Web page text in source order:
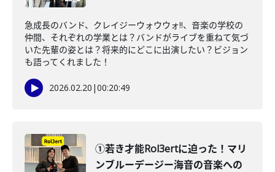
急成長のバンド、クレイジーウォウウォ!!、音楽の学校の
仲間、それぞれの学業とは？バンドがライブを重ねて気づ
いた先輩の姿とは？将来的にどこに出演したい？ビジョン
も語ってくれました！
2026.02.20 |00:20:49
①若き才能Rol3ertに迫った！マリ
ンブルーデージー海音の音楽への